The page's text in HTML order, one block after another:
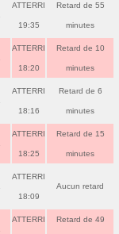
ATTERRI
19:35
Retard de 55
minutes
ATTERRI
18:20
Retard de 10
minutes
ATTERRI
18:16
Retard de 6
minutes
ATTERRI
18:25
Retard de 15
minutes
ATTERRI
18:09
Aucun retard
ATTERRI Retard de 49